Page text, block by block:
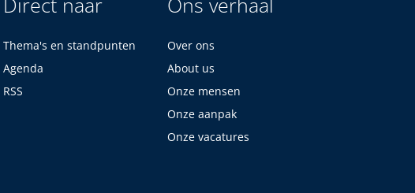
Thema's en standpunten
Agenda
RSS
Over ons
About us
Onze mensen
Onze aanpak
Onze vacatures